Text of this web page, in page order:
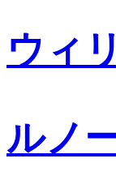
ウィ
ルノ